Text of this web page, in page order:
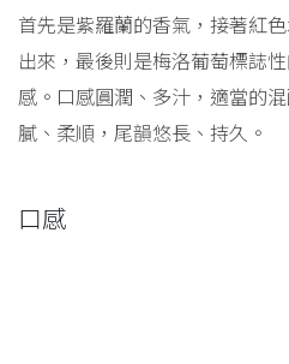
首先是紫羅蘭的香氣，接著紅
出來，最後則是梅洛葡萄標誌
感。口感圓潤、多汁，適當的
膩、柔順，尾韻悠長、持久。
口感